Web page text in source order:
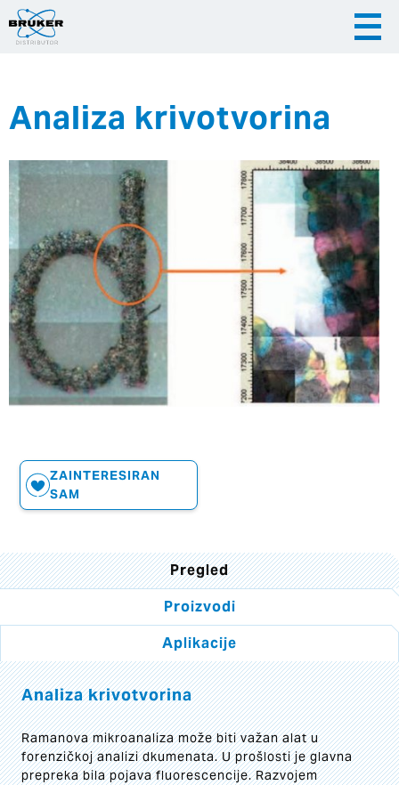
|
Hrvatska
Analiza krivotvorina
ZAINTERESIRAN
SAM
Pregled
Proizvodi
Aplikacije
Analiza krivotvorina
Ramanova mikroanaliza može biti važan alat u
forenzičkoj analizi dkumenata. U prošlosti je glavna
prepreka bila pojava fluorescencije. Razvojem